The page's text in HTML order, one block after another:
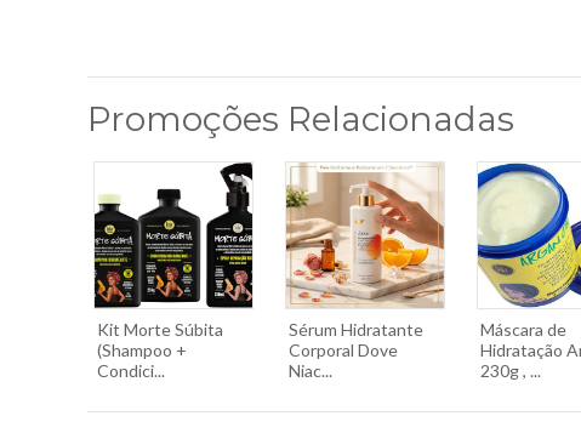
Promoções Relacionadas
Kit Morte Súbita
(Shampoo +
Condici...
Sérum Hidratante
Corporal Dove
Niac...
Máscara de
Hidratação
230g , ...